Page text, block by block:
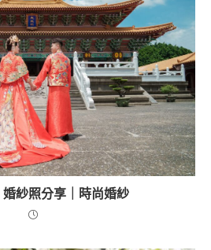
紗照分享｜時尚婚紗